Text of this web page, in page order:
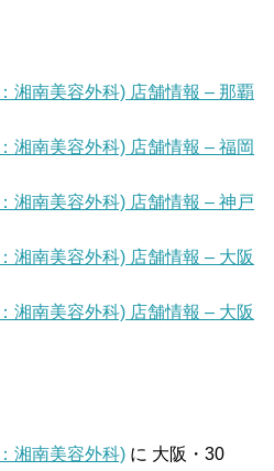
湘南美容外科) 店舗情報 – 那覇
湘南美容外科) 店舗情報 – 福岡
湘南美容外科) 店舗情報 – 神戸
湘南美容外科) 店舗情報 – 大阪
湘南美容外科) 店舗情報 – 大阪
湘南美容外科) に 大阪・30